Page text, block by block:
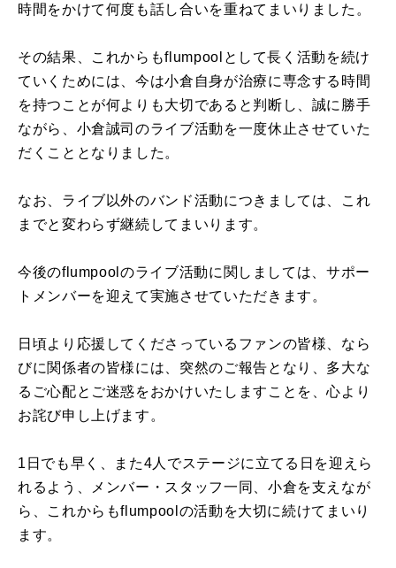
時間をかけて何度も話し合いを重ねてまいりました。
その結果、これからもflumpoolとして長く活動を続け
ていくためには、今は小倉自身が治療に専念する時間
を持つことが何よりも大切であると判断し、誠に勝手
ながら、小倉誠司のライブ活動を一度休止させていた
だくこととなりました。
なお、ライブ以外のバンド活動につきましては、これ
までと変わらず継続してまいります。
今後のflumpoolのライブ活動に関しましては、サポー
トメンバーを迎えて実施させていただきます。
日頃より応援してくださっているファンの皆様、なら
びに関係者の皆様には、突然のご報告となり、多大な
るご心配とご迷惑をおかけいたしますことを、心より
お詫び申し上げます。
1日でも早く、また4人でステージに立てる日を迎えら
れるよう、メンバー・スタッフ一同、小倉を支えなが
ら、これからもflumpoolの活動を大切に続けてまいり
ます。